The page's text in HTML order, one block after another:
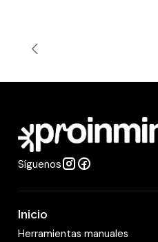
d
Síguenos
Inicio
Herramientas manuales